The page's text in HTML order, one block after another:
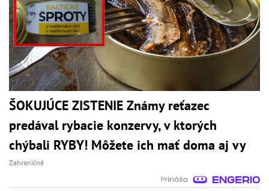
ŠOKUJÚCE ZISTENIE Známy reťazec
predával rybacie konzervy, v ktorých
chýbali RYBY! Môžete ich mať doma aj vy
Zahraničné